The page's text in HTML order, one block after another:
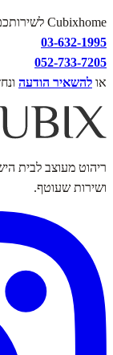
Cubixhome לשירותכם בכל שאלה. ניתן ליצור קשר טלפוני:
03-632-1995
052-733-7205
או להשאיר הודעה
ריהוט מעוצב לבית
ושירות שעוטף.